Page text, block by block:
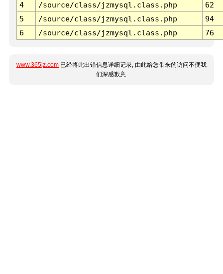
4
/source/class/jzmysql.class.php
62
5
/source/class/jzmysql.class.php
94
6
/source/class/jzmysql.class.php 76
www.365jz.com 已经将此出错信息详细记录, 由此给您带来的访问不便我
们深感歉意.